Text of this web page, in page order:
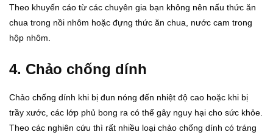
Theo khuyến cáo từ các chuyên gia bạn không nên nấu thức ăn
chua trong nồi nhôm hoặc đựng thức ăn chua, nước cam trong
hộp nhôm.
4. Chảo chống dính
Chảo chống dính khi bị đun nóng đến nhiệt độ cao hoặc khi bị
trầy xước, các lớp phủ bong ra có thể gây nguy hại cho sức khỏe.
Theo các nghiên cứu thì rất nhiều loại chảo chống dính có tráng